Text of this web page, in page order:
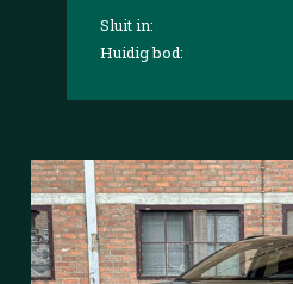
Sluit in:
Huidig bod: